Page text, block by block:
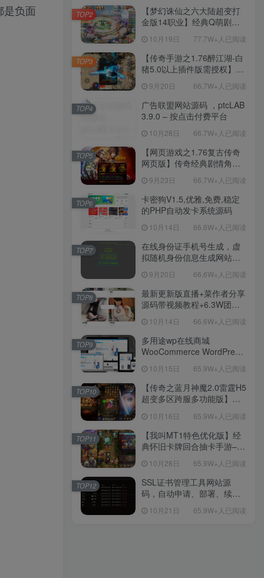
是负面
【梦幻诛仙之六大陆超变打
金版14职业】经典Q萌剧情
Linux服务端源码视频架设教
程-新版多功能GM网页后台
工具-安卓苹果IOS双端版
本！
10月19日 77.7W+人已阅读
TOP2
【传奇手游之1.76醉江湖-白
猪5.0以上插件版需授权】三
手游-Win服务端源码视频架
设教程-新版GM多功能网页
授权物品后台-九层妖塔-法宠
系统-历练殿堂-尸家重地-GM
直冲网页后台-安卓苹果IOS
双端版本！
9月20日 66.7W+人已阅读
TOP3
广告联盟网站源码 ，ptcLAB
3.9.0 – 按点击付费平台
10月28日 66.7W+人已阅读
TOP4
【网页游戏之1.76复古传奇
网页版】传奇经典剧情角色
Win服务端源码视频架设教
程！
9月23日 66.7W+人已阅读
TOP5
卡密狗V1.5,优雅,免费,稳定
的PHP自动发卡系统源码
10月14日 66.6W+人已阅读
TOP6
在线身份证手机号生成，虚
拟随机身份信息生成网站源
9月20日 66.6W+人已阅读
TOP7
最新更新版直播+菜作者分享
源码带视频教程+6.3W团购
【源码+教程】
10月14日 66.6W+人已阅读
TOP8
多用途wp在线商城
WooCommerce WordPress
10月15日 65.9W+人已阅读
TOP9
【传奇之蓝月神魔2.0雷霆H5
超变多区跨服多功能版】三
理单机一键即玩镜像端-打包
Linux服务端源码-视频架设
教程
10月16日 65.9W+人已阅读
TOP10
【我叫MT1特色优化版】经
典怀旧卡牌回合抽卡手游–打
教程-多功能GM后台工具-网
页注册-安卓版本！
10月28日 65.9W+人已阅读
TOP11
SSL证书管理工具网站源
码，自动申请、部署、续期
10月21日 65.9W+人已阅读
TOP12